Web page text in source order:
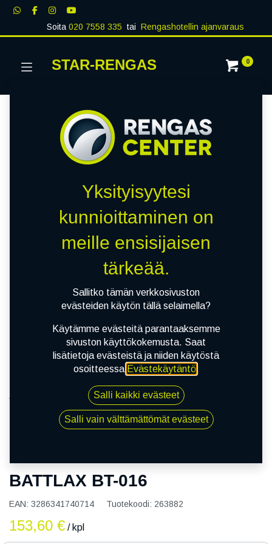
Soita020 7558 335 tai Rengashotellin ajanvaraus
STAR-RENGAS 0
100/90R18 56V BRIDGESTONE BATTLAX BT-016
BATTLAX BT-016
EAN: 3286341740714 Tuotekoodi: 263882
153,60 € / kpl
Yksityisyytesi
kunnioittaminen on
meille ensisijaisen
tärkeää.
Sallitko tämän verkkosivuston
evästeiden käytön tällä selaimella?
Käytämme evästeitä parantaaksemme
sivuston käyttökokemusta. Saat
lisätietoja evästeistä ja niiden käytöstä
osoitteessa Evästekäytäntö.
Salli kaikki evästeet
Salli vain välttämättömät evästeet